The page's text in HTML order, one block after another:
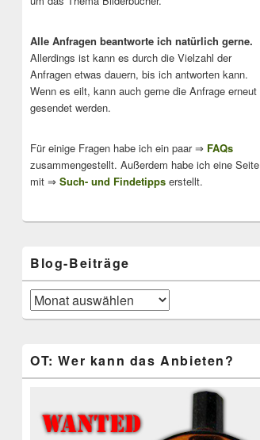
Alle Anfragen beantworte ich natürlich gerne.
Allerdings ist kann es durch die Vielzahl der
Anfragen etwas dauern, bis ich antworten kann.
Wenn es eilt, kann auch gerne die Anfrage erneut
gesendet werden.
Für einige Fragen habe ich ein paar ⇒ FAQs
zusammengestellt. Außerdem habe ich eine Seite
mit ⇒ Such- und Findetipps erstellt.
Blog-Beiträge
Blog-
Beiträge
OT: Wer kann das Anbieten?